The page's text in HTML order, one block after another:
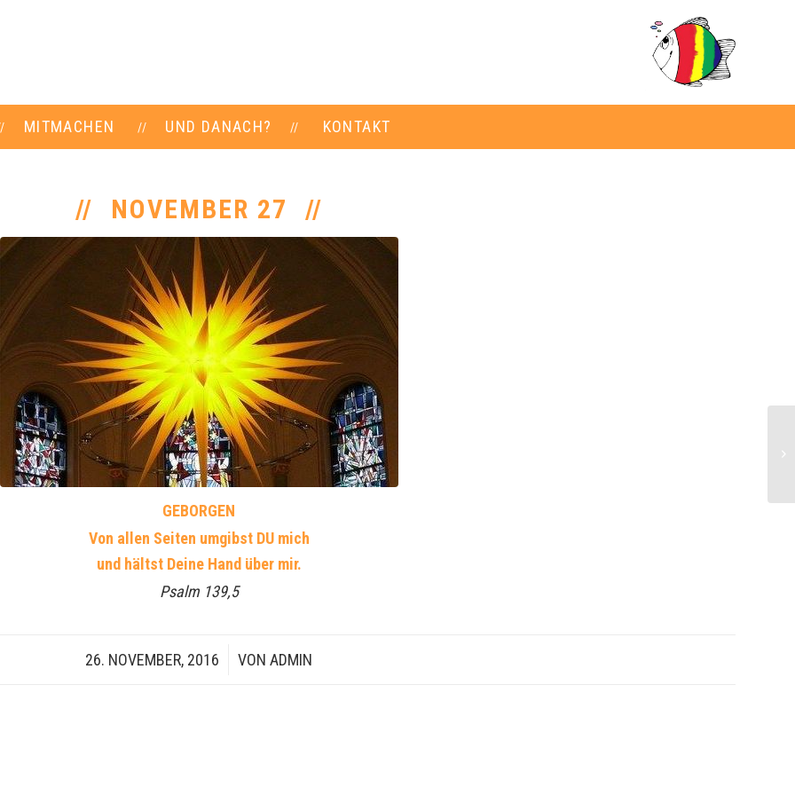
MITMACHEN UND DANACH? KONTAKT
NOVEMBER 27
GEBORGEN
Von allen Seiten umgibst DU mich
und hältst Deine Hand über mir.
Psalm 139,5
26. NOVEMBER, 2016
/ VON ADMIN